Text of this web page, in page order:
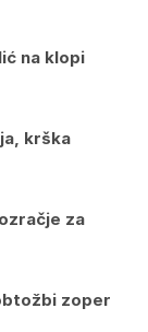
na klopi
krška
za
zoper